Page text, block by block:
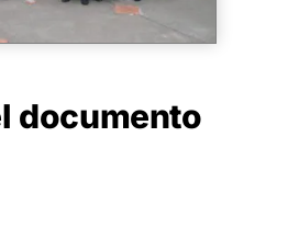
documento